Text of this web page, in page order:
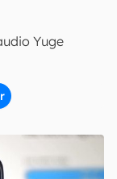
Yuge
Termos de